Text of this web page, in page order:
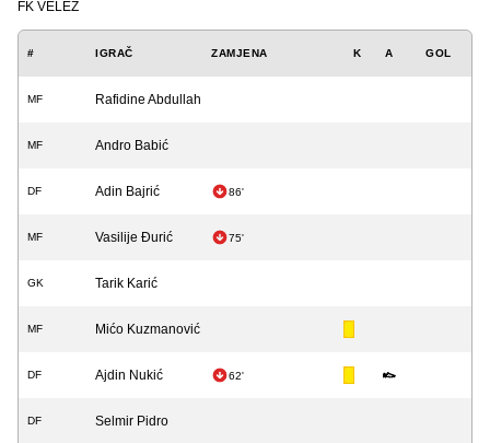
FK VELEŽ
# IGRAČ ZAMJENA K A GOL
MF Rafidine Abdullah
MF Andro Babić
DF Adin Bajrić 86'
MF Vasilije Đurić 75'
GK Tarik Karić
MF Mićo Kuzmanović
DF Ajdin Nukić 62'
DF Selmir Pidro